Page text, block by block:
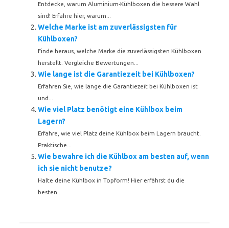
Entdecke, warum Aluminium-Kühlboxen die bessere Wahl
sind! Erfahre hier, warum...
Welche Marke ist am zuverlässigsten für
Kühlboxen?
Finde heraus, welche Marke die zuverlässigsten Kühlboxen
herstellt. Vergleiche Bewertungen...
Wie lange ist die Garantiezeit bei Kühlboxen?
Erfahren Sie, wie lange die Garantiezeit bei Kühlboxen ist
und...
Wie viel Platz benötigt eine Kühlbox beim
Lagern?
Erfahre, wie viel Platz deine Kühlbox beim Lagern braucht.
Praktische...
Wie bewahre ich die Kühlbox am besten auf, wenn
ich sie nicht benutze?
Halte deine Kühlbox in Topform! Hier erfährst du die
besten...